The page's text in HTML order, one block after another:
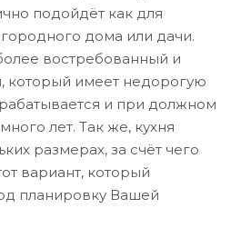
подойдёт как для
дома или дачи.
востребованный и
который имеет недорогую
и при должном
лет. Так же, кухня
размерах, за счёт чего
вариант, который
планировку Вашей